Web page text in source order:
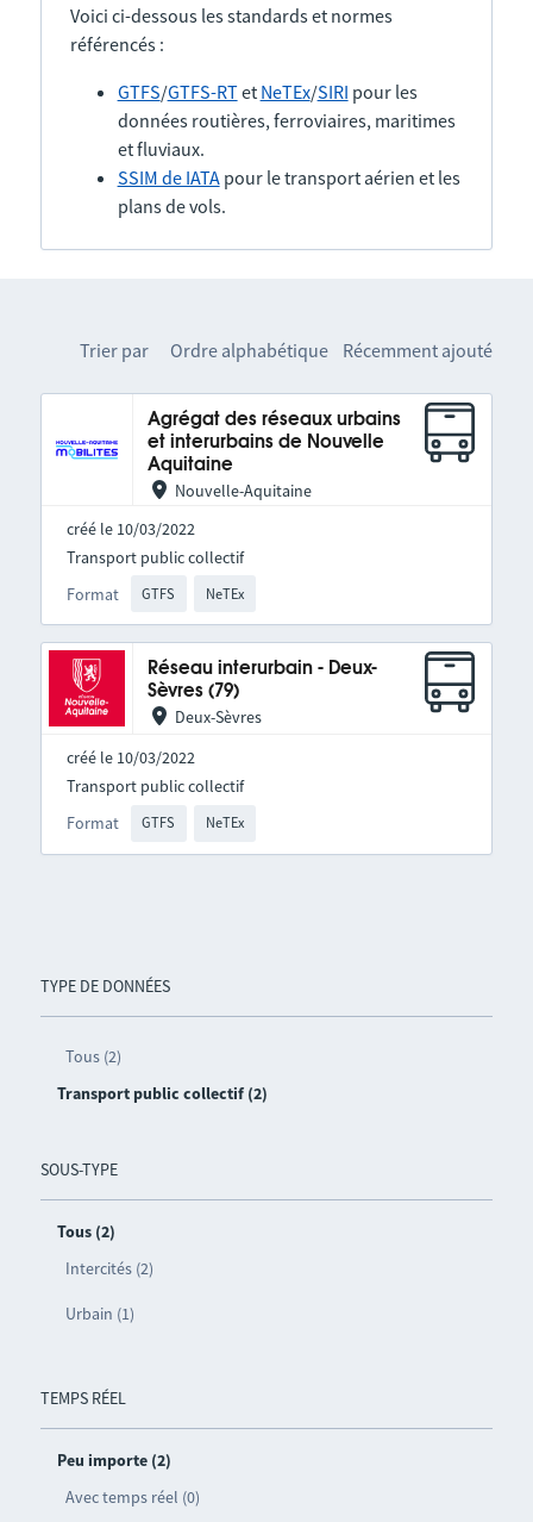
Voici ci-dessous les standards et normes
référencés :
GTFS/GTFS-RTet NeTEx/SIRI pour les
données routières, ferroviaires, maritimes
et fluviaux.
SSIM de IATApour le transport aérien et les
plans de vols.
TYPE DE DONNÉES
Tous (2)
Transport public collectif (2)
SOUS-TYPE
Tous (2)
Intercités (2)
Urbain (1)
TEMPS RÉEL
Peu importe (2)
Avec temps réel (0)
Trier par Ordre alphabétique Récemment ajouté
Agrégat des réseaux urbains
et interurbains de Nouvelle
Aquitaine
Nouvelle-Aquitaine
créé le 10/03/2022
Format GTFS NeTEx
Transport public collectif
Réseau interurbain - Deux-
Sèvres (79)
Deux-Sèvres
créé le 10/03/2022
Format GTFS NeTEx
Transport public collectif